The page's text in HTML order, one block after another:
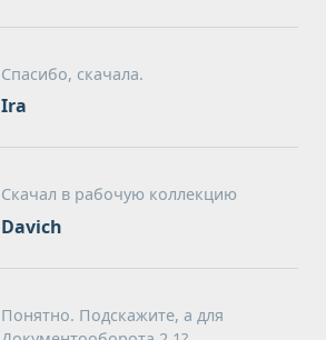
Спасибо, скачала.
Ira
Скачал в рабочую коллекцию
Davich
Понятно. Подскажите, а для